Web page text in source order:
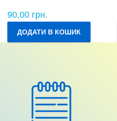
90,00 грн.
ДОДАТИ В КОШИК